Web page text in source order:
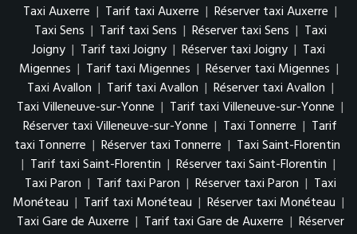
Taxi Auxerre | Tarif taxi Auxerre | Réserver taxi Auxerre |
Taxi Sens | Tarif taxi Sens | Réserver taxi Sens | Taxi
Joigny | Tarif taxi Joigny | Réserver taxi Joigny | Taxi
Migennes | Tarif taxi Migennes | Réserver taxi Migennes |
Taxi Avallon | Tarif taxi Avallon | Réserver taxi Avallon |
Taxi Villeneuve-sur-Yonne | Tarif taxi Villeneuve-sur-Yonne |
Réserver taxi Villeneuve-sur-Yonne | Taxi Tonnerre | Tarif
taxi Tonnerre | Réserver taxi Tonnerre | Taxi Saint-Florentin
| Tarif taxi Saint-Florentin | Réserver taxi Saint-Florentin |
Taxi Paron | Tarif taxi Paron | Réserver taxi Paron | Taxi
Monéteau | Tarif taxi Monéteau | Réserver taxi Monéteau |
Taxi Gare de Auxerre | Tarif taxi Gare de Auxerre | Réserver